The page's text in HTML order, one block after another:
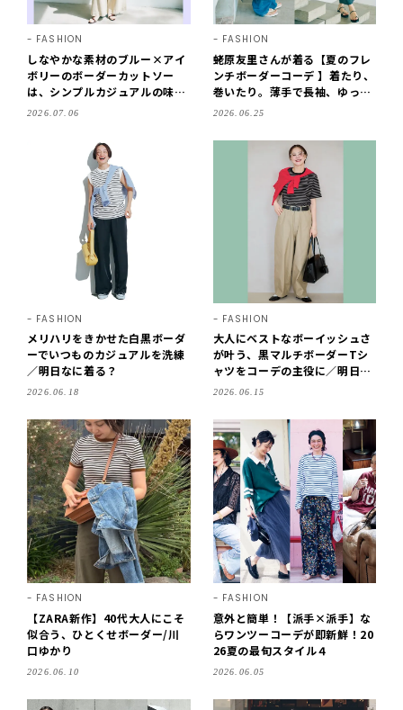
FASHION
しなやかな素材のブルー×アイ
ボリーのボーダーカットソー
は、シンプルカジュアルの味つ
けに重宝！／明日なに着る？
2026.07.06
FASHION
蛯原友里さんが着る【夏のフレ
ンチボーダーコーデ 】着たり、
巻いたり。薄手で長袖、ゆった
りしたラインを選ぶのが正解
2026.06.25
FASHION
メリハリをきかせた白黒ボーダ
ーでいつものカジュアルを洗練
／明日なに着る？
2026.06.18
FASHION
大人にベストなボーイッシュさ
が叶う、黒マルチボーダーTシ
ャツをコーデの主役に／明日な
に着る？
2026.06.15
FASHION
【ZARA新作】40代大人にこそ
似合う、ひとくせボーダー/川
口ゆかり
2026.06.10
FASHION
意外と簡単！【派手×派手】な
らワンツーコーデが即新鮮！20
26夏の最旬スタイル４
2026.06.05